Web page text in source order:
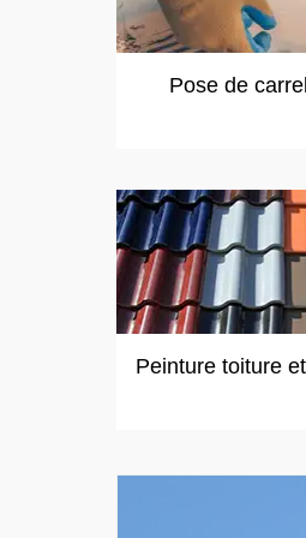
Pose de
Peinture toiture